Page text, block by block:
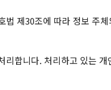
법 제30조에 따라 정보
리합니다. 처리하고 있는